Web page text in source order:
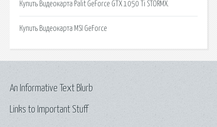
Купить Видеокарта Palit GeForce GTX 1050 Ti STORMX.
Купить Видеокарта MSI GeForce
Links to Important Stuff
An Informative Text Blurb